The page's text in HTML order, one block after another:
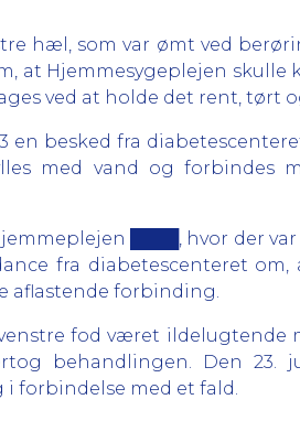
hæl, som var ømt ved
at Hjemmesygeplejen
ved at holde det rent, tørt
en besked fra
med vand og forbindes
████, hvor der
fra diabetescenteret
aflastende forbinding.
fod været
behandlingen. Den
forbindelse med et fald.